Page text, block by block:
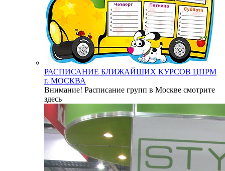
РАСПИСАНИЕ БЛИЖАЙШИХ КУРСОВ ЦПРМ
г. МОСКВА
Внимание! Расписание групп в Москве смотрите
здесь